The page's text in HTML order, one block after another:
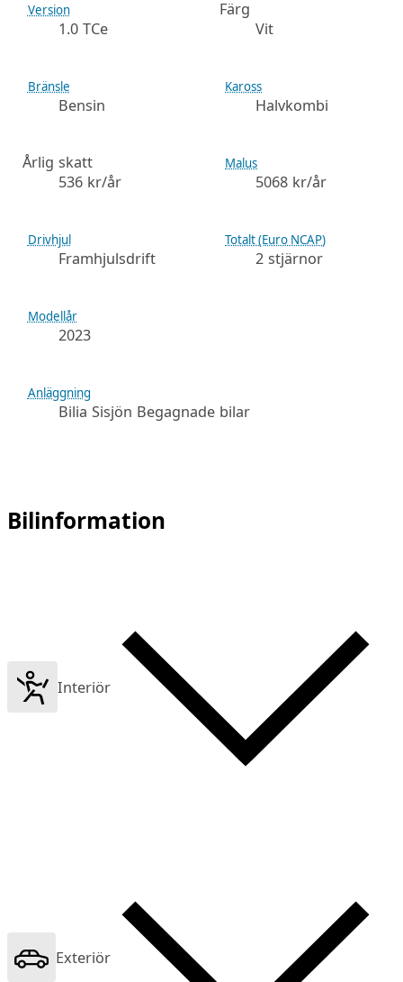
Version
1.0 TCe
Färg
Vit
Bränsle
Bensin
Kaross
Halvkombi
Årlig skatt
536 kr/år
Malus
5068 kr/år
Drivhjul
Framhjulsdrift
Totalt (Euro NCAP)
2 stjärnor
Modellår
2023
Anläggning
Bilia Sisjön Begagnade bilar
Bilinformation
Interiör
Exteriör